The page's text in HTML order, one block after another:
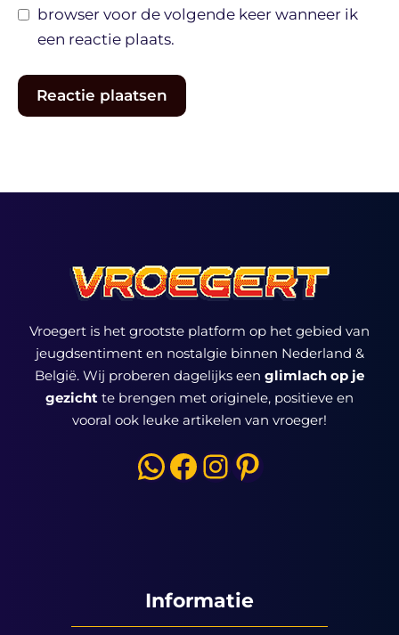
browser voor de volgende keer wanneer ik
een reactie plaats.
Vroegert is het grootste platform op het gebied van
jeugdsentiment en nostalgie binnen Nederland &
België. Wij proberen dagelijks een glimlach op je
gezicht te brengen met originele, positieve en
vooral ook leuke artikelen van vroeger!
WhatsApp
Facebook
Instagram
Pinterest
Informatie